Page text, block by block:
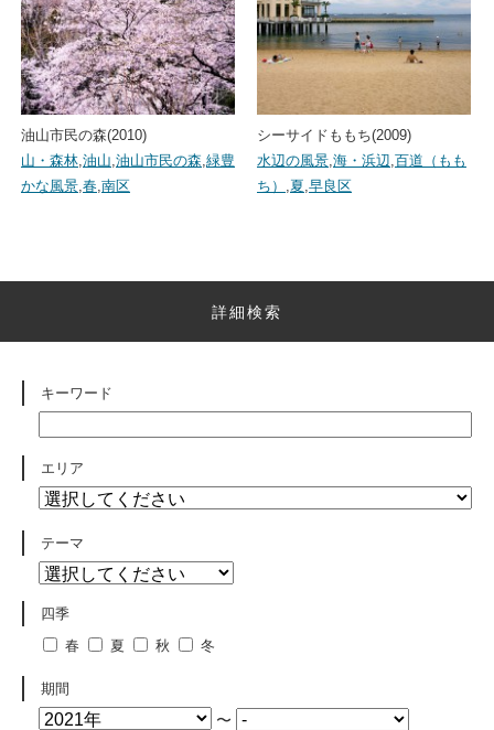
油山市民の森(2010)
山・森林,油山,油山市民の森,緑豊
かな風景,春,南区
シーサイドももち(2009)
水辺の風景,海・浜辺,百道（もも
ち） ,夏,早良区
詳細検索
キーワード
エリア
テーマ
四季
春
夏 秋 冬
期間
〜